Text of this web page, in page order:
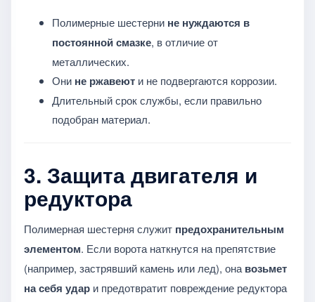
Полимерные шестерни не нуждаются в
постоянной смазке, в отличие от
металлических.
Они не ржавеют и не подвергаются коррозии.
Длительный срок службы, если правильно
подобран материал.
3. Защита двигателя и
редуктора
Полимерная шестерня служит предохранительным
элементом. Если ворота наткнутся на препятствие
(например, застрявший камень или лед), она возьмет
на себя удар и предотвратит повреждение редуктора